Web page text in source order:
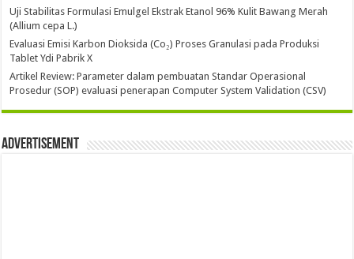
Uji Stabilitas Formulasi Emulgel Ekstrak Etanol 96% Kulit Bawang Merah
(Allium cepa L.)
Evaluasi Emisi Karbon Dioksida (Co₂) Proses Granulasi pada Produksi
Tablet Ydi Pabrik X
Artikel Review: Parameter dalam pembuatan Standar Operasional
Prosedur (SOP) evaluasi penerapan Computer System Validation (CSV)
Advertisement